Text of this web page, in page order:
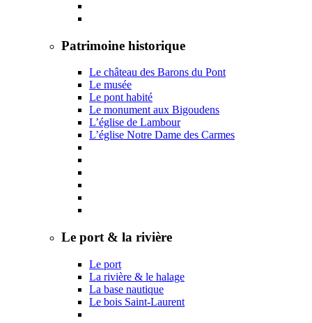
Patrimoine historique
Le château des Barons du Pont
Le musée
Le pont habité
Le monument aux Bigoudens
L’église de Lambour
L’église Notre Dame des Carmes
Le port & la rivière
Le port
La rivière & le halage
La base nautique
Le bois Saint-Laurent